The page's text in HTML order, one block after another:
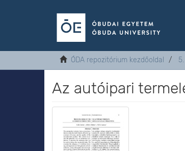
ÓDA repozitórium kezdőoldal
Az autóipari